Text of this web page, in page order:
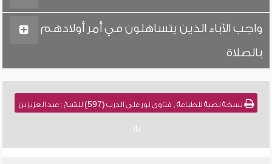
واجب الآباء الذين يتساهلون في أمر أولادهم
بالصلاة
نسخة نصية للطباعة , فتاوى نور على الدرب (597) للشيخ : عبد العزيز بن
باز